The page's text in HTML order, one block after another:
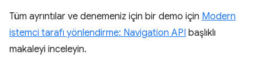
Tüm ayrıntılar ve denemeniz için bir demo için Modern
istemci tarafı yönlendirme: Navigation API başlıklı
makaleyi inceleyin.